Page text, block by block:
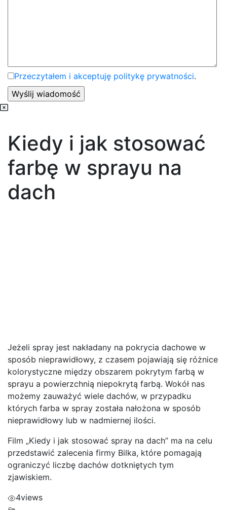
Przeczytałem i akceptuję politykę prywatności.
Kiedy i jak stosować
farbę w sprayu na
dach
Jeżeli spray jest nakładany na pokrycia dachowe w
sposób nieprawidłowy, z czasem pojawiają się różnice
kolorystyczne między obszarem pokrytym farbą w
sprayu a powierzchnią niepokrytą farbą. Wokół nas
możemy zauważyć wiele dachów, w przypadku
których farba w spray została nałożona w sposób
nieprawidłowy lub w nadmiernej ilości.
Film „Kiedy i jak stosować spray na dach” ma na celu
przedstawić zalecenia firmy Bilka, które pomagają
ograniczyć liczbę dachów dotkniętych tym
zjawiskiem.
4views